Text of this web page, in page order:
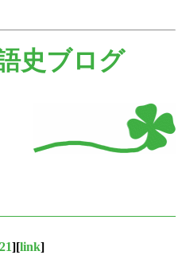
史ブログ
][link]